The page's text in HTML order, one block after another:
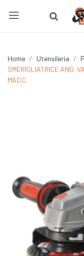
Home Utensileria
SMERIGLIATRICE ANG.
MACC.